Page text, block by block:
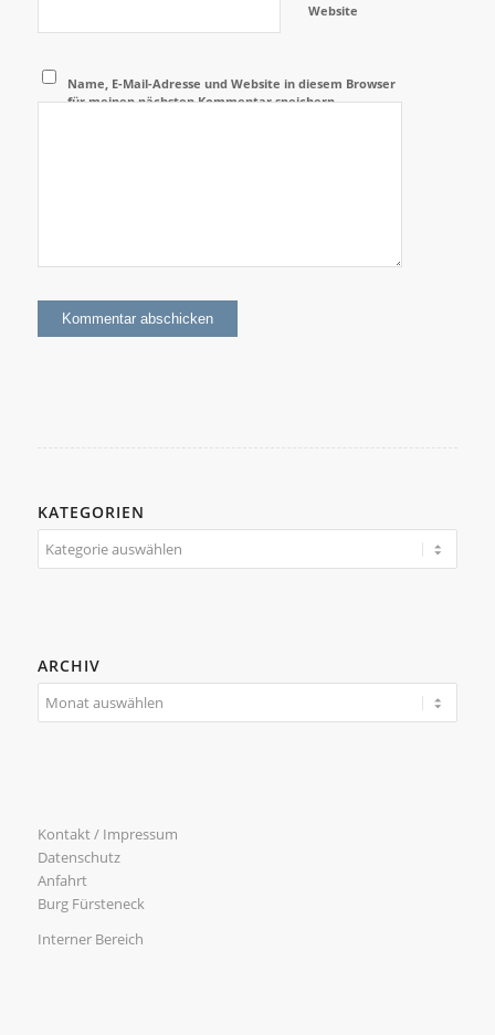
Website
Name, E-Mail-Adresse und Website in diesem Browser
für meinen nächsten Kommentar speichern.
KATEGORIEN
Kategorien
ARCHIV
Kontakt / Impressum
Datenschutz
Anfahrt
Burg Fürsteneck
Interner Bereich